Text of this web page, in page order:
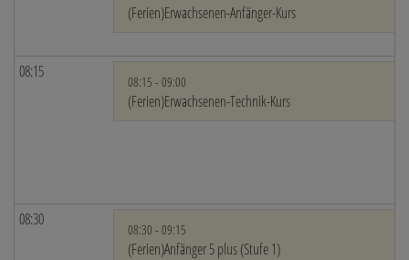
(Ferien)Erwachsenen-Anfänger-Kurs
08:15
08:15 - 09:00
(Ferien)Erwachsenen-Technik-Kurs
08:30
08:30 - 09:15
(Ferien)Anfänger 5 plus (Stufe 1)